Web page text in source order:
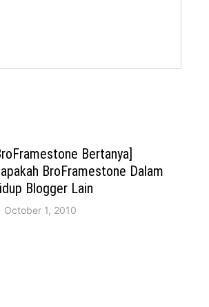
Bertanya]
BroFramestone Dalam
Blogger Lain
October 1, 2010